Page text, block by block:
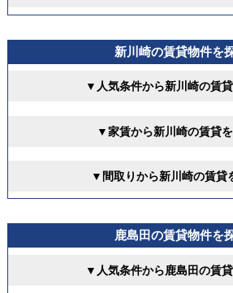
新川崎の賃貸物件を
▼人気条件から新川崎の賃
▼家賃から新川崎の賃貸
▼間取りから新川崎の賃貸
鹿島田の賃貸物件を
▼人気条件から鹿島田の賃